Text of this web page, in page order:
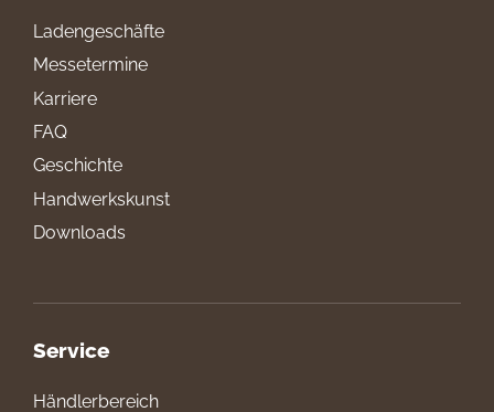
Ladengeschäfte
Messetermine
Karriere
FAQ
Geschichte
Handwerkskunst
Downloads
Service
Händlerbereich